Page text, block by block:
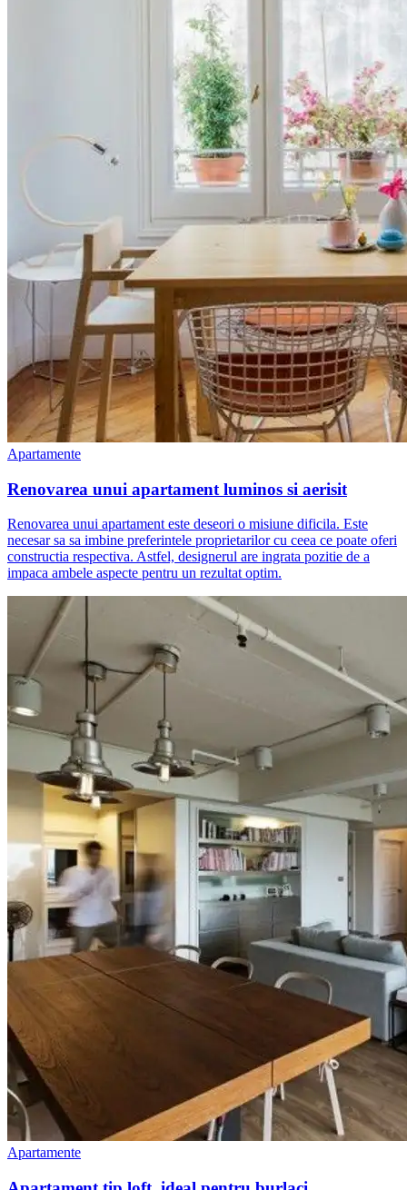
Apartamente
Renovarea unui apartament luminos si aerisit
Renovarea unui apartament este deseori o misiune dificila. Este
necesar sa sa imbine preferintele proprietarilor cu ceea ce poate oferi
constructia respectiva. Astfel, designerul are ingrata pozitie de a
impaca ambele aspecte pentru un rezultat optim.
Apartamente